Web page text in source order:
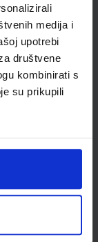
medija i
upotrebi
društvene
kombinirati s
su prikupili
o novim
i drugim